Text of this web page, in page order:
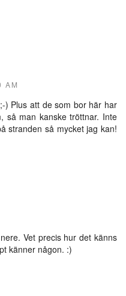
AM
) Plus att de som bor här har
så man kanske tröttnar. Inte
stranden så mycket jag kan!
Vet precis hur det känns
känner någon. :)